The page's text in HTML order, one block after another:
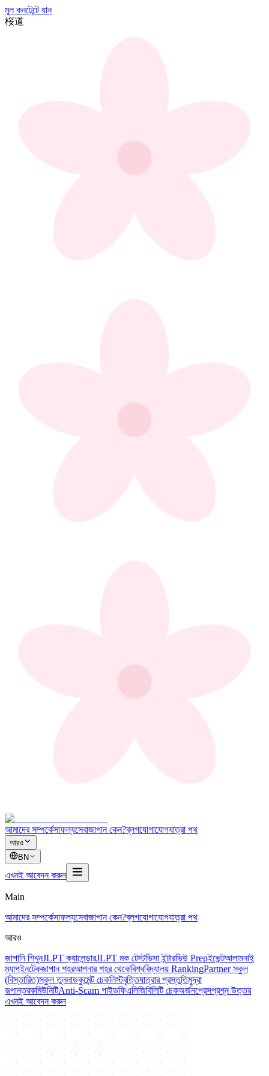
মূল কনটেন্টে যান
桜道
আমাদের সম্পর্কেসাফল্যসেবাজাপান কেন?ব্লগযোগাযোগযাত্রা পথ
আরও
BN
এখনই আবেদন করুন
Main
আমাদের সম্পর্কেসাফল্যসেবাজাপান কেন?ব্লগযোগাযোগযাত্রা পথ
আরও
জাপানি শিখুনJLPT ক্যালেন্ডারJLPT মক টেস্টভিসা ইন্টারভিউ Prepইভেন্টআলামনাই
ম্যাপইনটেকজাপান শহরআপনার শহর থেকেবিশ্ববিদ্যালয় RankingPartner স্কুল
(বিস্তারিত)স্কুল তুলনাডকুমেন্ট চেকলিস্টবৃত্তিযাত্রার প্রস্তুতিমুদ্রা
রূপান্তরকমিউনিটিAnti-Scam গাইডফিএলিজিবিলিটি চেকঅর্জনপ্রেসপ্রশ্ন উত্তর
এখনই আবেদন করুন